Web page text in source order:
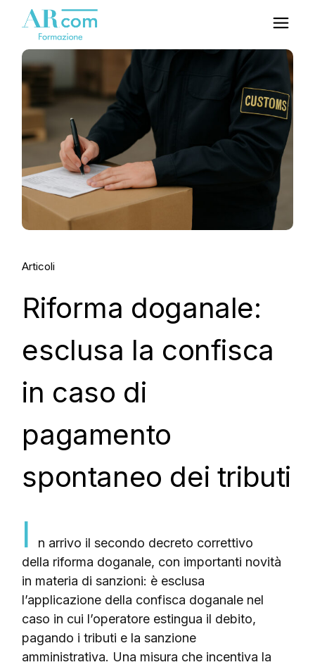
Articoli
Riforma doganale:
esclusa la confisca
in caso di
pagamento
spontaneo dei tributi
I
n arrivo il secondo decreto correttivo
della riforma doganale, con importanti novità
in materia di sanzioni: è esclusa
l’applicazione della confisca doganale nel
caso in cui l’operatore estingua il debito,
pagando i tributi e la sanzione
amministrativa. Una misura che incentiva la